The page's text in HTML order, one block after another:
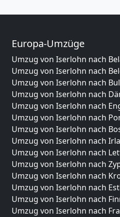
Europa-Umzüge
Umzug von Iserlohn nach
Umzug von Iserlohn nach
Umzug von Iserlohn nach
Umzug von Iserlohn nach
Umzug von Iserlohn nach
Umzug von Iserlohn nach
Umzug von Iserlohn nach
Umzug von Iserlohn nach
Umzug von Iserlohn nach
Umzug von Iserlohn nach
Umzug von Iserlohn nach
Umzug von Iserlohn nach
Umzug von Iserlohn nach
Umzug von Iserlohn nach